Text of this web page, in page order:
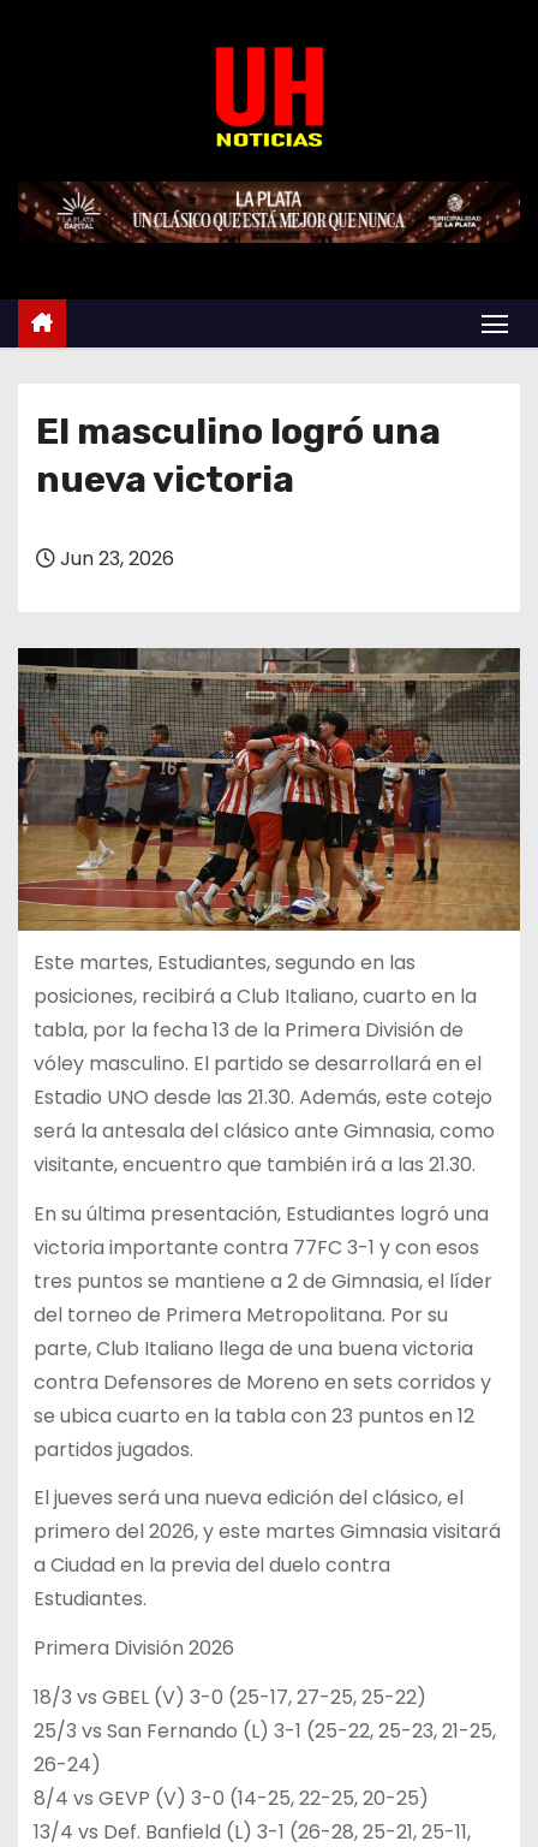
e
El masculino logró una
nueva victoria
Jun 23, 2026
Este martes, Estudiantes, segundo en las
posiciones, recibirá a Club Italiano, cuarto en la
tabla, por la fecha 13 de la Primera División de
vóley masculino. El partido se desarrollará en el
Estadio UNO desde las 21.30. Además, este cotejo
será la antesala del clásico ante Gimnasia, como
visitante, encuentro que también irá a las 21.30.
En su última presentación, Estudiantes logró una
victoria importante contra 77FC 3-1 y con esos
tres puntos se mantiene a 2 de Gimnasia, el líder
del torneo de Primera Metropolitana. Por su
parte, Club Italiano llega de una buena victoria
contra Defensores de Moreno en sets corridos y
se ubica cuarto en la tabla con 23 puntos en 12
partidos jugados.
El jueves será una nueva edición del clásico, el
primero del 2026, y este martes Gimnasia visitará
a Ciudad en la previa del duelo contra
Estudiantes.
Primera División 2026
18/3 vs GBEL (V) 3-0 (25-17, 27-25, 25-22)
25/3 vs San Fernando (L) 3-1 (25-22, 25-23, 21-25,
26-24)
8/4 vs GEVP (V) 3-0 (14-25, 22-25, 20-25)
13/4 vs Def. Banfield (L) 3-1 (26-28, 25-21, 25-11,